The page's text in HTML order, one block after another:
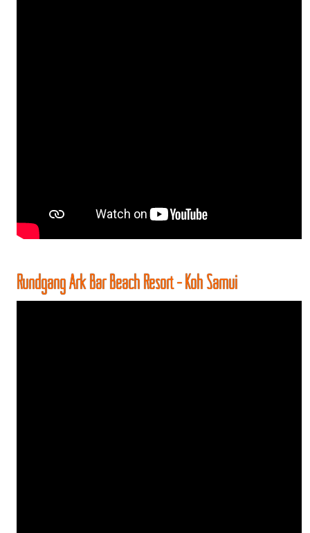
Rundgang Ark Bar Beach Resort - Koh Samui